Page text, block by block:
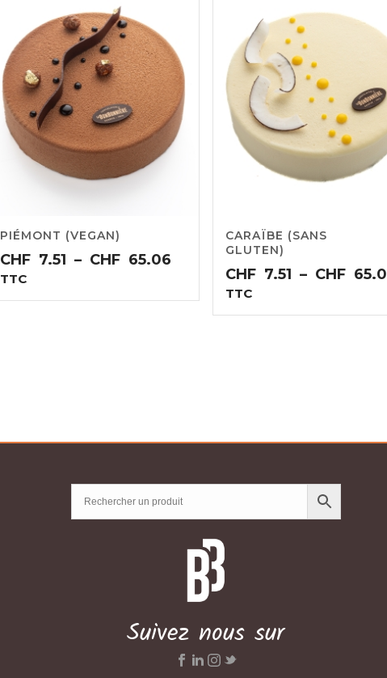
PIÉMONT (VEGAN)
CHF 7.51 – CHF 65.06
prix :
CHF7.51
TTC
CARAÏBE (SANS
GLUTEN)
CHF 7.51 – CHF
TTC
Suivez nous sur